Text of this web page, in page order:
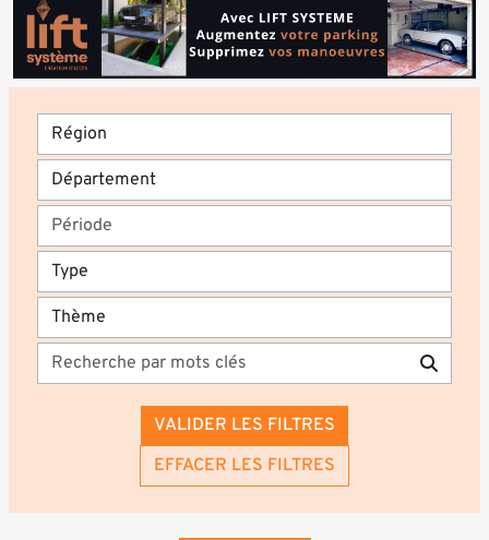
VALIDER LES FILTRES
EFFACER LES FILTRES